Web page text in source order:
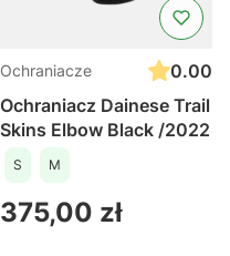
Ochraniacze
0.00
Ochraniacz Dainese Trail
Skins Elbow Black /2022
S M
Cena
375,00 zł